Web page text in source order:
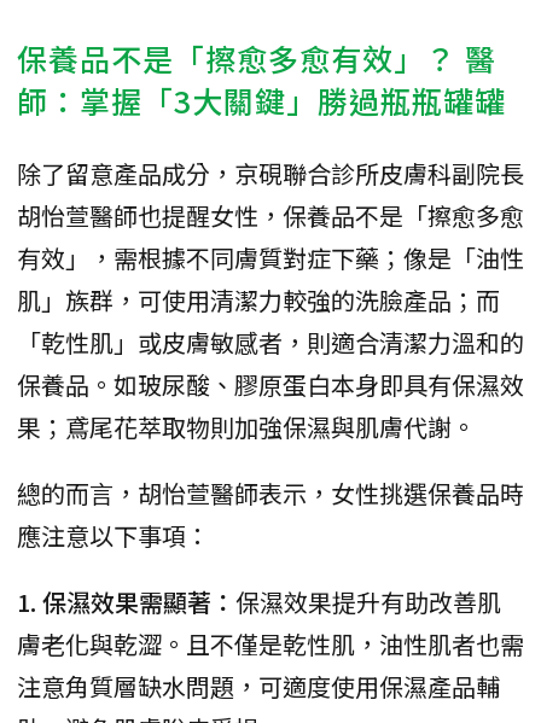
保養品不是「擦愈多愈有效」？ 醫
師：掌握「3大關鍵」勝過瓶瓶罐罐
除了留意產品成分，京硯聯合診所皮膚科副院長
胡怡萱醫師也提醒女性，保養品不是「擦愈多愈
有效」，需根據不同膚質對症下藥；像是「油性
肌」族群，可使用清潔力較強的洗臉產品；而
「乾性肌」或皮膚敏感者，則適合清潔力溫和的
保養品。如玻尿酸、膠原蛋白本身即具有保濕效
果；鳶尾花萃取物則加強保濕與肌膚代謝。
總的而言，胡怡萱醫師表示，女性挑選保養品時
應注意以下事項：
1. 保濕效果需顯著： 保濕效果提升有助改善肌
膚老化與乾澀。且不僅是乾性肌，油性肌者也需
注意角質層缺水問題，可適度使用保濕產品輔